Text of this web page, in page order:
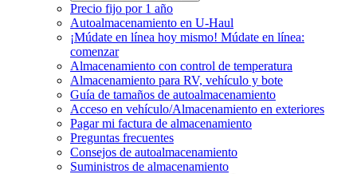
Precio fijo por 1 año
Autoalmacenamiento en U-Haul
¡Múdate en línea hoy mismo! Múdate en línea:
comenzar
Almacenamiento con control de temperatura
Almacenamiento para RV, vehículo y bote
Guía de tamaños de autoalmacenamiento
Acceso en vehículo/Almacenamiento en exteriores
Pagar mi factura de almacenamiento
Preguntas frecuentes
Consejos de autoalmacenamiento
Suministros de almacenamiento